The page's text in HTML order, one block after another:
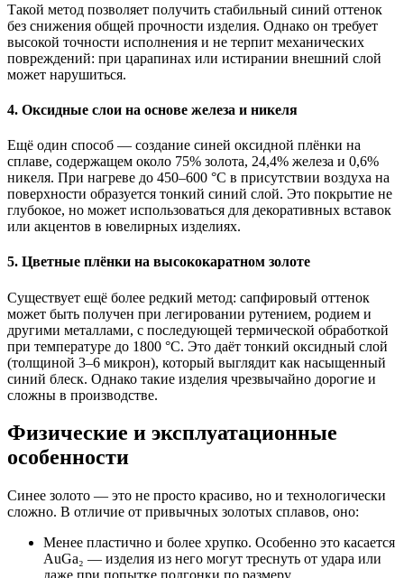
Такой метод позволяет получить стабильный синий оттенок
без снижения общей прочности изделия. Однако он требует
высокой точности исполнения и не терпит механических
повреждений: при царапинах или истирании внешний слой
может нарушиться.
4. Оксидные слои на основе железа и никеля
Ещё один способ — создание синей оксидной плёнки на
сплаве, содержащем около 75% золота, 24,4% железа и 0,6%
никеля. При нагреве до 450–600 °C в присутствии воздуха на
поверхности образуется тонкий синий слой. Это покрытие не
глубокое, но может использоваться для декоративных вставок
или акцентов в ювелирных изделиях.
5. Цветные плёнки на высококаратном золоте
Существует ещё более редкий метод: сапфировый оттенок
может быть получен при легировании рутением, родием и
другими металлами, с последующей термической обработкой
при температуре до 1800 °C. Это даёт тонкий оксидный слой
(толщиной 3–6 микрон), который выглядит как насыщенный
синий блеск. Однако такие изделия чрезвычайно дорогие и
сложны в производстве.
Физические и эксплуатационные
особенности
Синее золото — это не просто красиво, но и технологически
сложно. В отличие от привычных золотых сплавов, оно:
Менее пластично и более хрупко. Особенно это касается
AuGa₂ — изделия из него могут треснуть от удара или